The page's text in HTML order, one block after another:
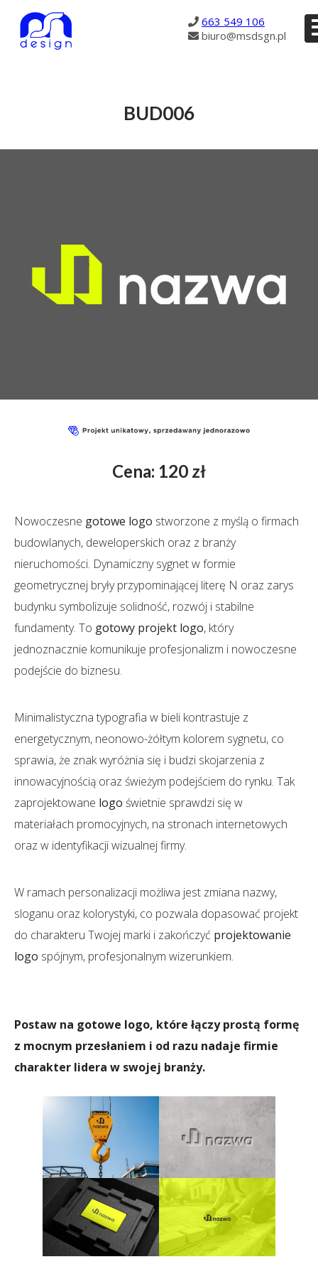
663 549 106
biuro@msdsgn.pl
BUD006
Cena: 120 zł
Nowoczesne gotowe logo stworzone z myślą o firmach
budowlanych, deweloperskich oraz z branży
nieruchomości. Dynamiczny sygnet w formie
geometrycznej bryły przypominającej literę N oraz zarys
budynku symbolizuje solidność, rozwój i stabilne
fundamenty. To gotowy projekt logo, który
jednoznacznie komunikuje profesjonalizm i nowoczesne
podejście do biznesu.
Minimalistyczna typografia w bieli kontrastuje z
energetycznym, neonowo-żółtym kolorem sygnetu, co
sprawia, że znak wyróżnia się i budzi skojarzenia z
innowacyjnością oraz świeżym podejściem do rynku. Tak
zaprojektowane logo świetnie sprawdzi się w
materiałach promocyjnych, na stronach internetowych
oraz w identyfikacji wizualnej firmy.
W ramach personalizacji możliwa jest zmiana nazwy,
sloganu oraz kolorystyki, co pozwala dopasować projekt
do charakteru Twojej marki i zakończyć projektowanie
logo spójnym, profesjonalnym wizerunkiem.
Postaw na gotowe logo, które łączy prostą formę
z mocnym przesłaniem i od razu nadaje firmie
charakter lidera w swojej branży.